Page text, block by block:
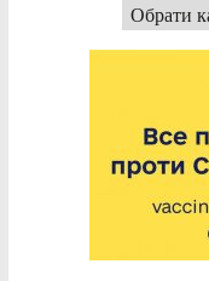
Категорії